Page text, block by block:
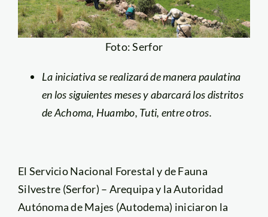
Foto: Serfor
La iniciativa se realizará de manera paulatina
en los siguientes meses y abarcará los distritos
de Achoma, Huambo, Tuti, entre otros.
El Servicio Nacional Forestal y de Fauna
Silvestre (Serfor) – Arequipa y la Autoridad
Autónoma de Majes (Autodema) iniciaron la